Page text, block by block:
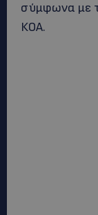
σύμφωνα με
ΚΟΑ.